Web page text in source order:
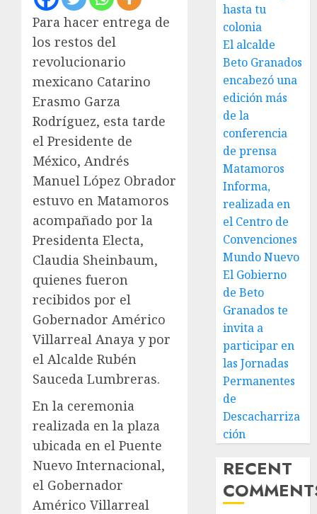
Para hacer entrega de
los restos del
revolucionario
mexicano Catarino
Erasmo Garza
Rodríguez, esta tarde
el Presidente de
México, Andrés
Manuel López Obrador
estuvo en Matamoros
acompañado por la
Presidenta Electa,
Claudia Sheinbaum,
quienes fueron
recibidos por el
Gobernador Américo
Villarreal Anaya y por
el Alcalde Rubén
Sauceda Lumbreras.
En la ceremonia
realizada en la plaza
ubicada en el Puente
Nuevo Internacional,
el Gobernador
Américo Villarreal
hasta tu
colonia
El alcalde
Beto Granados
encabezó una
edición más
de la
conferencia
de prensa
Matamoros
Informa,
realizada en
el Centro de
Convenciones
Mundo Nuevo
El Gobierno
de Beto
Granados te
invita a
participar en
las Jornadas
Permanentes
de
Descacharriza
ción
RECENT